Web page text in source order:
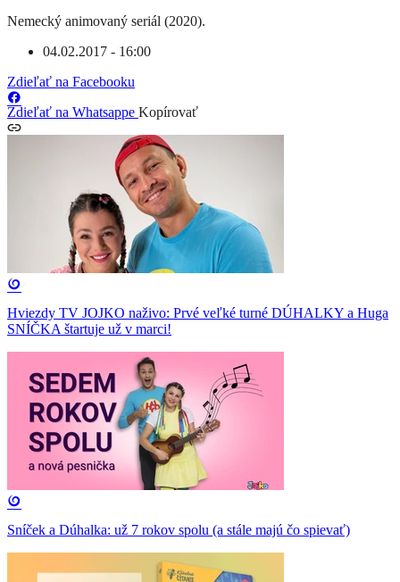
Nemecký animovaný seriál (2020).
04.02.2017 - 16:00
Zdieľať na Facebooku
Zdieľať na Whatsappe Kopírovať
Hviezdy TV JOJKO naživo: Prvé veľké turné DÚHALKY a Huga
SNÍČKA štartuje už v marci!
Sníček a Dúhalka: už 7 rokov spolu (a stále majú čo spievať)